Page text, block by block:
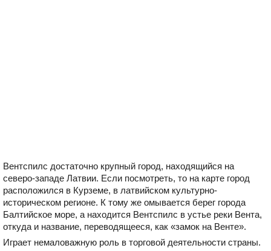
Вентспилс достаточно крупный город, находящийся на
северо-западе Латвии. Если посмотреть, то на карте город
расположился в Курземе, в латвийском культурно-
историческом регионе. К тому же омывается берег города
Балтийское море, а находится Вентспилс в устье реки Вента,
откуда и название, переводящееся, как «замок на Венте».
Играет немаловажную роль в торговой деятельности страны.